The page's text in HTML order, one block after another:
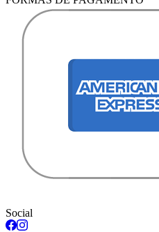
Social